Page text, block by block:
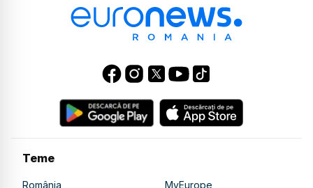
văzută din alt unghi
despre succes
@UPB | Inginerie cu pasiune
Teme
România
MyEurope